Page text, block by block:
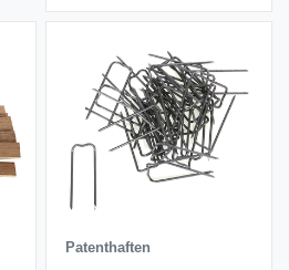
Patenthaften